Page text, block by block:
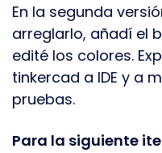
En la segunda
arreglarlo, añadí el
edité los colores.
tinkercad a IDE y a
pruebas.
Para la siguiente